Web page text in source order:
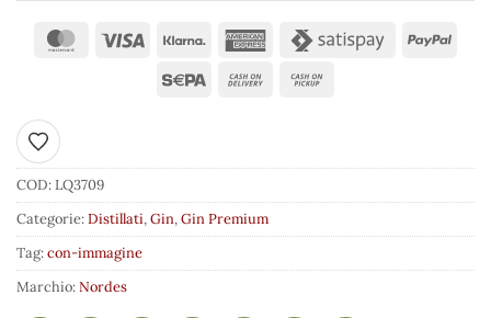
Aggiungi ai preferiti
COD:LQ3709
Categorie:Distillati,Gin,Gin Premium
Tag:con-immagine
Marchio:Nordes